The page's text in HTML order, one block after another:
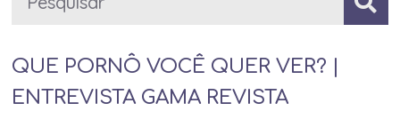
QUE PORNÔ VOCÊ QUER VER? |
ENTREVISTA GAMA REVISTA